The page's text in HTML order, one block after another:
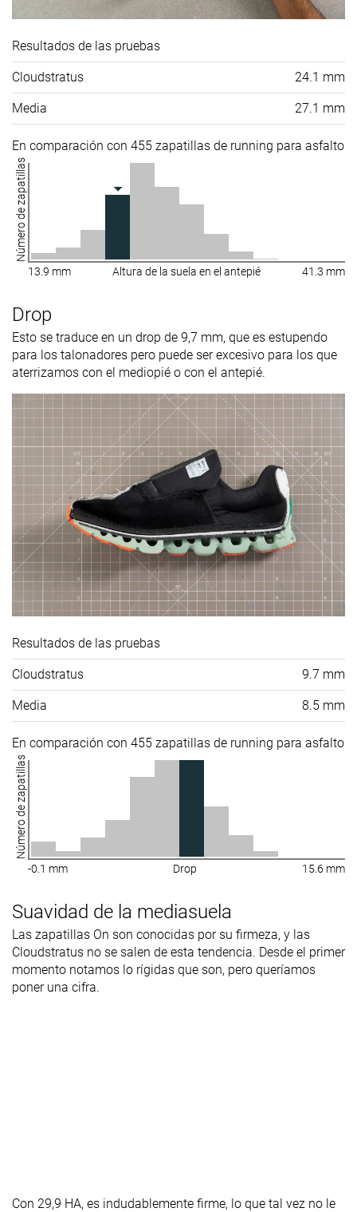
Resultados de las pruebas
Cloudstratus 24.1 mm
Media 27.1 mm
En comparación con 455 zapatillas de running para asfalto
Número de zapatillas
13.9 mm Altura de la suela en el antepié 41.3 mm
Drop
Esto se traduce en un drop de 9,7 mm, que es estupendo
para los talonadores pero puede ser excesivo para los que
aterrizamos con el mediopié o con el antepié.
Resultados de las pruebas
Cloudstratus 9.7 mm
Media 8.5 mm
En comparación con 455 zapatillas de running para asfalto
Número de zapatillas
-0.1 mm Drop 15.6 mm
Suavidad de la mediasuela
Las zapatillas On son conocidas por su firmeza, y las
Cloudstratus no se salen de esta tendencia. Desde el primer
momento notamos lo rígidas que son, pero queríamos
poner una cifra.
Con 29,9 HA, es indudablemente firme, lo que tal vez no le